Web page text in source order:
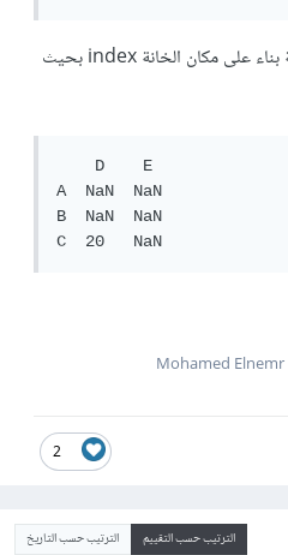
وأريد وضع قيمة في خانة معينة بناء على مكان الخانة index بحيث
    D    E
A  NaN  NaN
B  NaN  NaN
C  20   NaN
2
الترتيب حسب التقييم الترتيب حسب التاريخ